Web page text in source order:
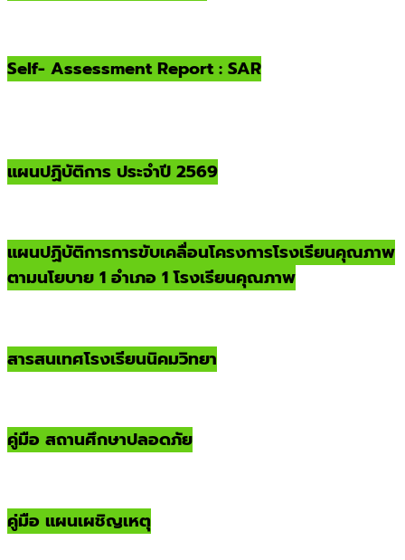
Self- Assessment Report : SAR
แผนปฏิบัติการ ประจำปี 2569
แผนปฏิบัติการการขับเคลื่อนโครงการโรงเรียนคุณภาพ
ตามนโยบาย 1 อำเภอ 1 โรงเรียนคุณภาพ
สารสนเทศโรงเรียนนิคมวิทยา
คู่มือ สถานศึกษาปลอดภัย
คู่มือ แผนเผชิญเหตุ